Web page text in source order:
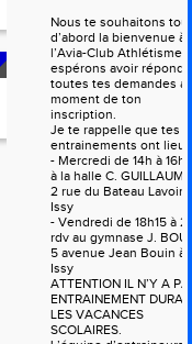
Nous te souhaitons tout
d’abord la bienvenue à
l’Avia-Club Athlétisme et
espérons avoir répondu
toutes tes demandes au
moment de ton
inscription.
Je te rappelle que tes
entrainements ont lieu
- Mercredi de 14h à 16h
à la halle C. GUILLAUME
2 rue du Bateau Lavoir à
Issy
- Vendredi de 18h15 à
rdv au gymnase J. BOUIN
5 avenue Jean Bouin à
Issy
ATTENTION IL N’Y A PAS
ENTRAINEMENT DURANT
LES VACANCES
SCOLAIRES.